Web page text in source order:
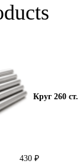
Круг 260
430 ₽